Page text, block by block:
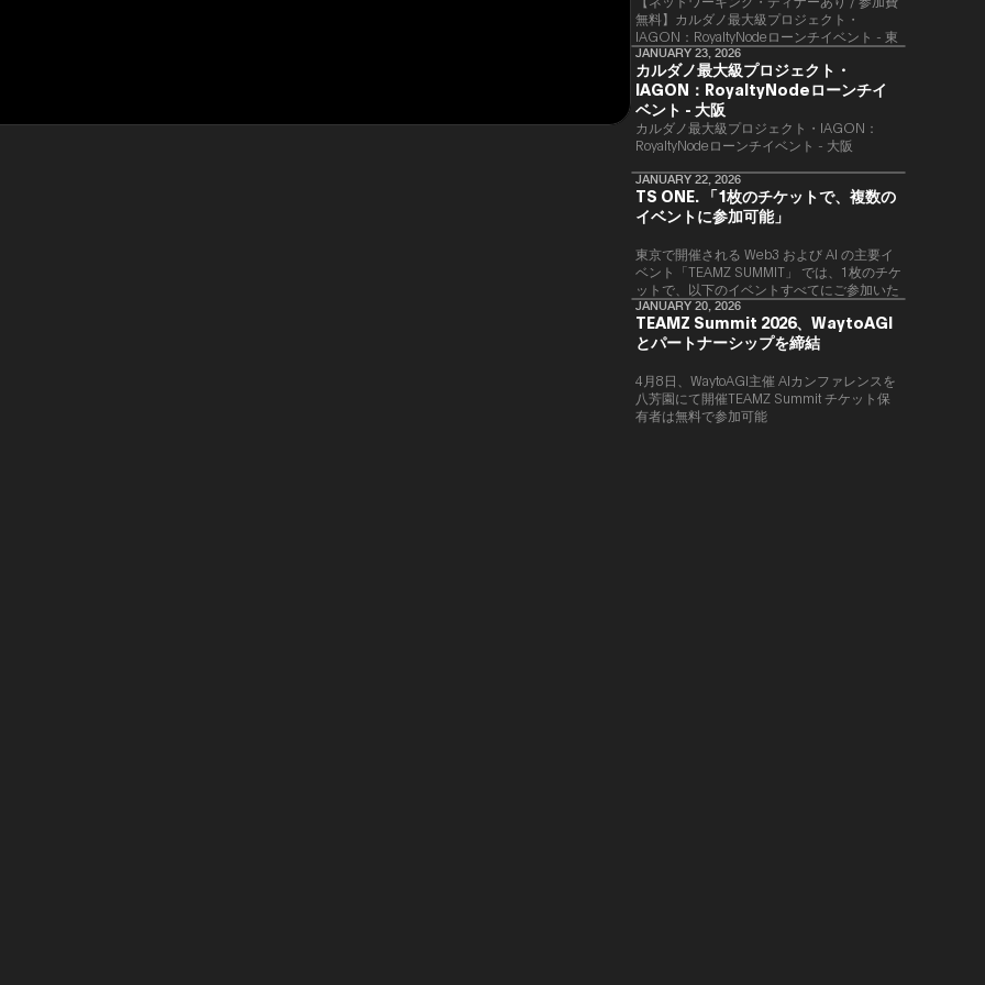
無料】カルダノ最大級プロジェクト・
IAGON：RoyaltyNodeローンチイベント - 東
京
JANUARY 23, 2026
カルダノ最大級プロジェクト・
IAGON：RoyaltyNodeローンチイ
ベント - 大阪
​カルダノ最大級プロジェクト・IAGON：
RoyaltyNodeローンチイベント - 大阪
JANUARY 22, 2026
TS ONE. 「1枚のチケットで、複数の
イベントに参加可能」
東京で開催される Web3 および AI の主要イ
ベント「TEAMZ SUMMIT」 では、1枚のチケ
ットで、以下のイベントすべてにご参加いた
だけます。
JANUARY 20, 2026
TEAMZ Summit 2026、WaytoAGI
とパートナーシップを締結
4月8日、WaytoAGI主催 AIカンファレンスを
八芳園にて開催TEAMZ Summit チケット保
有者は無料で参加可能